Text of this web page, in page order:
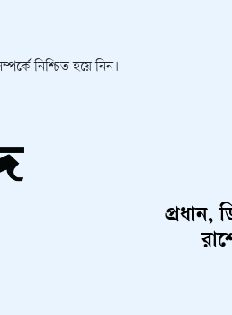
নিশ্চিত হয়ে নিন।
প্রধান,